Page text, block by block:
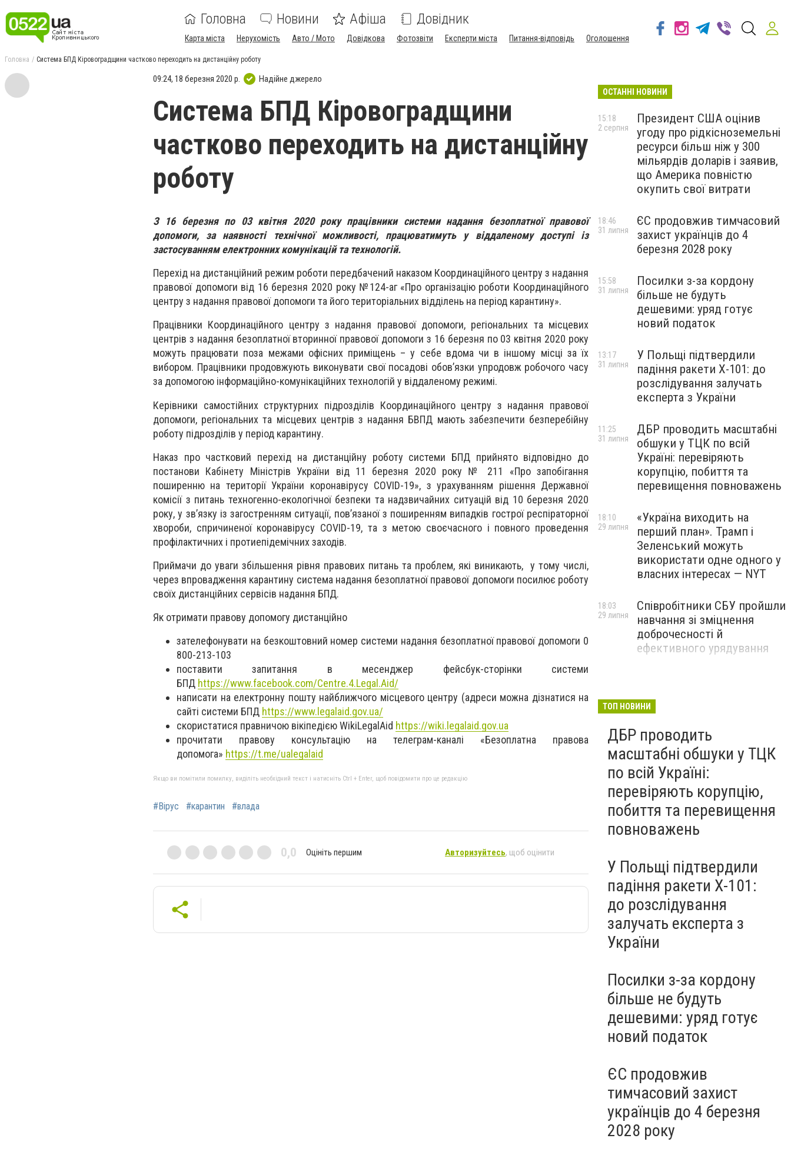
Головна Новини Афіша Довідник
Карта міста Нерухомість Авто / Мото Довідкова Фотозвіти Експерти міста Питання-відповідь Оголошення
Головна Система БПД Кіровоградщини частково переходить на дистанційну роботу
09:24, 18 березня 2020 р. Надійне джерело
Система БПД Кіровоградщини
частково переходить на дистанційну
роботу
З 16 березня по 03 квітня 2020 року працівники системи надання безоплатної правової
допомоги, за наявності технічної можливості, працюватимуть у віддаленому доступі із
застосуванням електронних комунікацій та технологій.
Перехід на дистанційний режим роботи передбачений наказом Координаційного центру з надання
правової допомоги від 16 березня 2020 року №124-аг «Про організацію роботи Координаційного
центру з надання правової допомоги та його територіальних відділень на період карантину».
Працівники Координаційного центру з надання правової допомоги, регіональних та місцевих
центрів з надання безоплатної вторинної правової допомоги з 16 березня по 03 квітня 2020 року
можуть працювати поза межами офісних приміщень – у себе вдома чи в іншому місці за їх
вибором. Працівники продовжують виконувати свої посадові обов’язки упродовж робочого часу
за допомогою інформаційно-комунікаційних технологій у віддаленому режимі.
Керівники самостійних структурних підрозділів Координаційного центру з надання правової
допомоги, регіональних та місцевих центрів з надання БВПД мають забезпечити безперебійну
роботу підрозділів у період карантину.
Наказ про частковий перехід на дистанційну роботу системи БПД прийнято відповідно до
постанови Кабінету Міністрів України від 11 березня 2020 року № 211 «Про запобігання
поширенню на території України коронавірусу COVID-19», з урахуванням рішення Державної
комісії з питань техногенно-екологічної безпеки та надзвичайних ситуацій від 10 березня 2020
року, у зв’язку із загостренням ситуації, пов’язаної з поширенням випадків гострої респіраторної
хвороби, спричиненої коронавірусу COVID-19, та з метою своєчасного і повного проведення
профілактичних і протиепідемічних заходів.
Приймачи до уваги збільшення рівня правових питань та проблем, які виникають, у тому числі,
через впровадження карантину система надання безоплатної правової допомоги посилює роботу
своїх дистанційних сервісів надання БПД.
Як отримати правову допомогу дистанційно
зателефонувати на безкоштовний номер системи надання безоплатної правової допомоги 0
800-213-103
поставити запитання в месенджер фейсбук-сторінки системи
БПД https://www.facebook.com/Centre.4.Legal.Aid/
написати на електронну пошту найближчого місцевого центру (адреси можна дізнатися на
сайті системи БПД https://www.legalaid.gov.ua/
скористатися правничою вікіпедією WikiLegalAid https://wiki.legalaid.gov.ua
прочитати правову консультацію на телеграм-каналі «Безоплатна правова
допомога» https://t.me/ualegalaid
Якщо ви помітили помилку, виділіть необхідний текст і натисніть Ctrl + Enter, щоб повідомити про це редакцію
#Вірус #карантин #влада
0,0 Оцініть першим Авторизуйтесь, щоб оцінити
ОСТАННІ НОВИНИ
Президент США оцінив
угоду про рідкісноземельні
ресурси більш ніж у 300
мільярдів доларів і заявив,
що Америка повністю
окупить свої витрати
15:18
2 серпня
ЄС продовжив тимчасовий
захист українців до 4
березня 2028 року
18:46
31 липня
Посилки з-за кордону
більше не будуть
дешевими: уряд готує
новий податок
15:58
31 липня
У Польщі підтвердили
падіння ракети Х-101: до
розслідування залучать
експерта з України
13:17
31 липня
ДБР проводить масштабні
обшуки у ТЦК по всій
Україні: перевіряють
корупцію, побиття та
перевищення повноважень
11:25
31 липня
«Україна виходить на
перший план». Трамп і
Зеленський можуть
використати одне одного у
власних інтересах — NYT
18:10
29 липня
Співробітники СБУ пройшли
навчання зі зміцнення
доброчесності й
ефективного урядування
18:03
29 липня
війська: у CENTCOM
всіх ракет
ТОП НОВИНИ
ДБР проводить
масштабні обшуки у ТЦК
по всій Україні:
перевіряють корупцію,
побиття та перевищення
повноважень
У Польщі підтвердили
падіння ракети Х-101:
до розслідування
залучать експерта з
України
Посилки з-за кордону
більше не будуть
дешевими: уряд готує
новий податок
ЄС продовжив
тимчасовий захист
українців до 4 березня
2028 року